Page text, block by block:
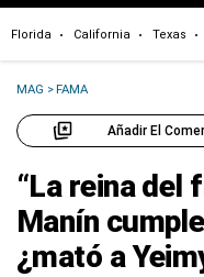
Florida California Texas
MAG >FAMA
Añadir El
“La reina del
Manín
¿mató a